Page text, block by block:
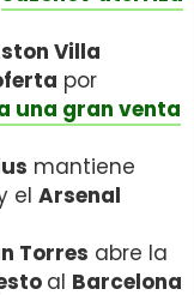
Villa
por
una gran venta
mantiene
el Arsenal
Torres abre la
al Barcelona